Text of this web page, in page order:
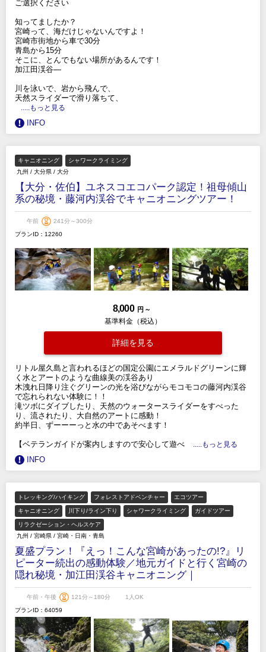
ご選択ください
知ってましたか？
宮崎って、海だけじゃないんですよ！
宮崎市街地から車で30分
青島から15分
そこに、とんでもない場所があるんです！
加江田渓谷—
川を泳いで、岩から飛んで、
天然スライダーで滑り落ちて、
.....もっと見る
INFO
キャニオニング
シャワークライミング
九州 / 大分県 / 大分
【大分・佐伯】ユネスコエコパーク認定！祖母傾山
系の秘境・藤河内渓谷でキャニオニングツアー！
午前
241分～300分
プランID：12260
8,000 円 ～
基準料金（税込）
詳細を見る
リトル屋久島と言われるほどの国定公園にエメラルドグリーンに輝
く水とアートのような曲線美の渓谷あり
木洩れ日降り注ぐグリーンの光を浴びながらモコモコの藤河内渓谷
で忘れられない体験に！！
滝ツボにダイブしたり、天然のウォータースライダーをすべった
り、流されたり、大自然のアートに感動！
約半日、ずーーーっと水の中であそべます！
【ベテランガイドが案内しますので安心して遊べ .....もっと見る
INFO
トレッキング/ハイキング フォレストアドベンチャー エコツアー
キャニオニング 川下り/ライン下り シャワークライミング ガイドツアー
リラクゼーション・ヘルスケア
九州 / 宮崎県 / 宮崎・日南・青島
夏盛プラン！『えっ！こんな宮崎があったの!?』リ
ピーター続出の感動体験／地元ガイドと行く宮崎の
隠れ秘境・加江田渓谷キャニオニング｜
午前・午後 121分～180分
1人OK
プランID：64059